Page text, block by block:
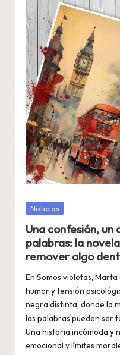
Publicada
Noticias
Una confesión, un
palabras: la
remover algo
En Somos violetas,
humor y tensión
negra distinta, donde la
las palabras pueden ser
Una historia incómoda y
emocional y límites